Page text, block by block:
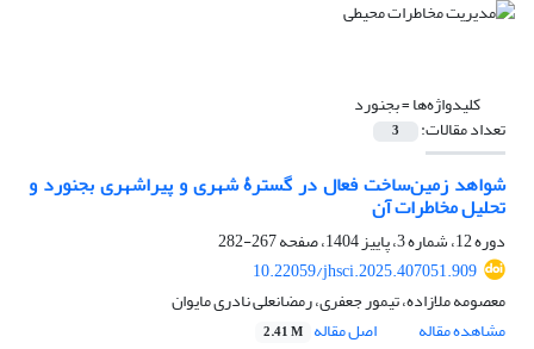
کلیدواژه‌ها =بجنورد
تعداد مقالات: 3
شواهد زمین‌ساخت فعال در گسترۀ شهری و پیراشهری بجنورد و
تحلیل مخاطرات آن
دوره 12، شماره 3، پاییز 1404، صفحه
267-282
10.22059/jhsci.2025.407051.909
معصومه ملازاده، تیمور جعفری، رمضانعلی نادری مایوان
مشاهده مقاله
اصل مقاله 2.41 M